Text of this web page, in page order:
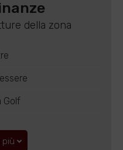
della zona
Golf
più